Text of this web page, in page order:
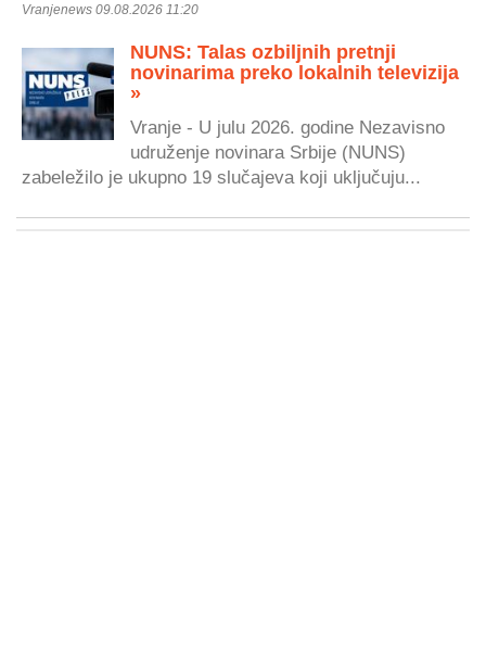
Vranjenews 09.08.2026 11:20
NUNS: Talas ozbiljnih pretnji
novinarima preko lokalnih televizija
»
Vranje - U julu 2026. godine Nezavisno
udruženje novinara Srbije (NUNS)
zabeležilo je ukupno 19 slučajeva koji uključuju...